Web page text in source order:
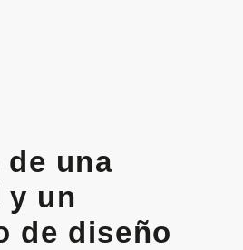
una
y un
de diseño